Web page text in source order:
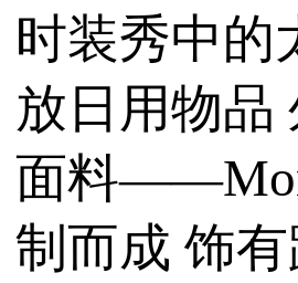
时装秀中的
放日用物品
面料
制而成 饰